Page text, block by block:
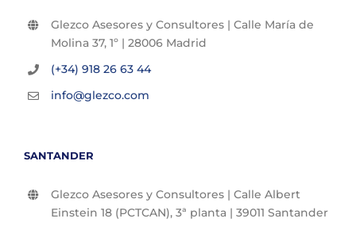
Glezco Asesores y Consultores | Calle María de
Molina 37, 1º | 28006 Madrid
(+34) 918 26 63 44
info@glezco.com
SANTANDER
Glezco Asesores y Consultores | Calle Albert
Einstein 18 (PCTCAN), 3ª planta | 39011 Santander